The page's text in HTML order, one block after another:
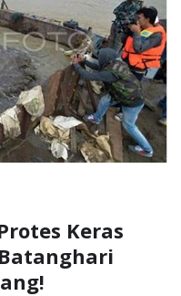
Keras